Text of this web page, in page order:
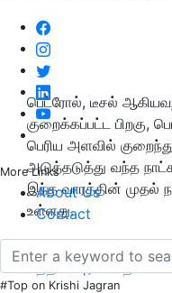
More Links
About Us
Contact
#Top on Krishi Jagran
பெட்ரோல், டீசல்
குறைக்கப்பட்ட பிறகு,
பெரிய அளவில்
அடுத்தடுத்து வந்த
இந்த வாரத்தின் முதல்
உள்ளது.
மேலும் படிக்க:2
மத்திய அரசின் திட்டம்!